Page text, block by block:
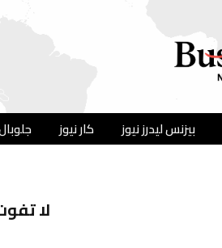
بيزنس ليدرز نيوز كار نيوز
لا